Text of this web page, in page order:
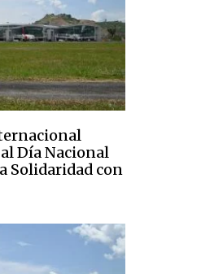
Día Nacional
Solidaridad con